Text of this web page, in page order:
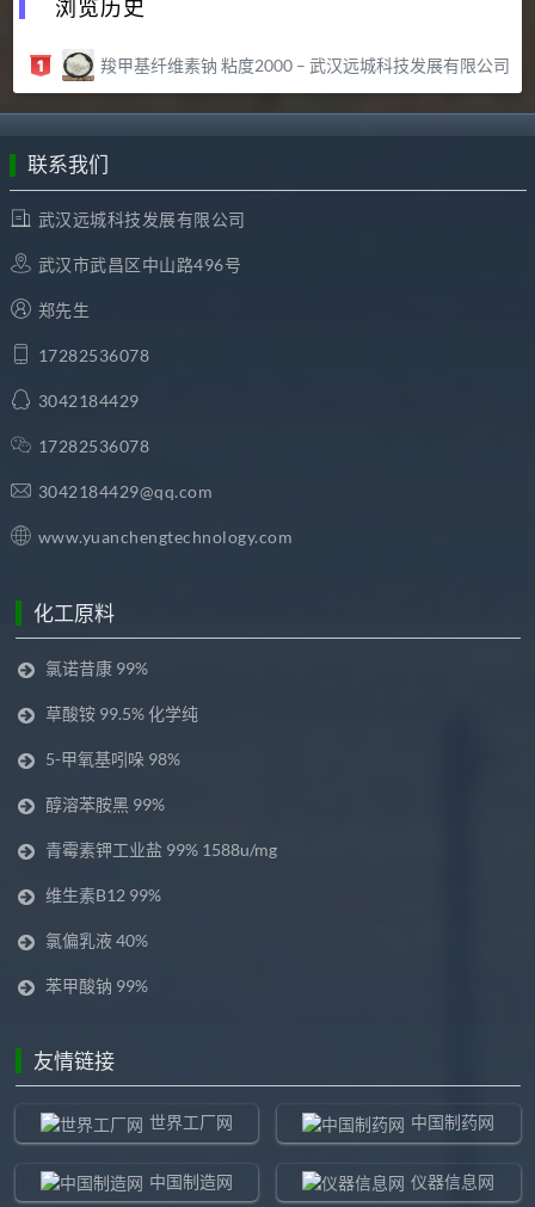
浏览历史
羧甲基纤维素钠 粘度2000 – 武汉远城科技发展有限公司
联系我们
武汉远城科技发展有限公司
武汉市武昌区中山路496号
郑先生
17282536078
3042184429
17282536078
3042184429@qq.com
www.yuanchengtechnology.com
化工原料
氯诺昔康 99%
草酸铵 99.5% 化学纯
5-甲氧基吲哚 98%
醇溶苯胺黑 99%
青霉素钾工业盐 99% 1588u/mg
维生素B12 99%
氯偏乳液 40%
苯甲酸钠 99%
友情链接
世界工厂网 中国制药网
中国制造网 仪器信息网